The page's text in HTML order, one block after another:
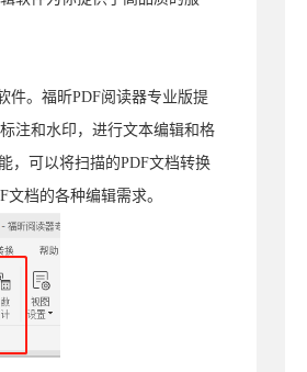
件。福昕PDF阅读器专业版提
注和水印，进行文本编辑和格
，可以将扫描的PDF文档转换
档的各种编辑需求。